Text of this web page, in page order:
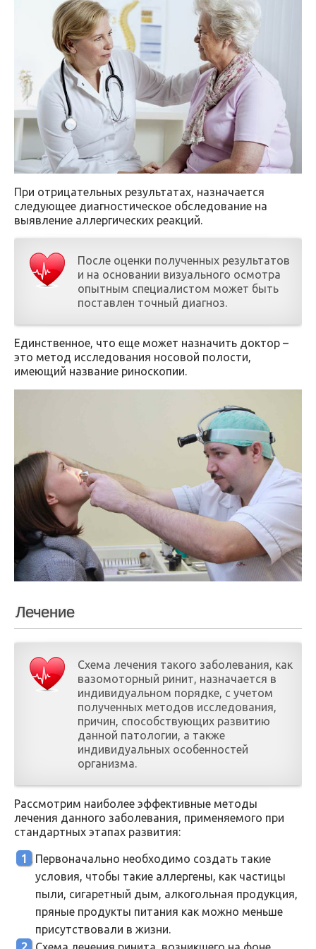
При отрицательных результатах, назначается
следующее диагностическое обследование на
выявление аллергических реакций.
После оценки полученных результатов
и на основании визуального осмотра
опытным специалистом может быть
поставлен точный диагноз.
Единственное, что еще может назначить доктор –
это метод исследования носовой полости,
имеющий название риноскопии.
Лечение
Схема лечения такого заболевания, как
вазомоторный ринит, назначается в
индивидуальном порядке, с учетом
полученных методов исследования,
причин, способствующих развитию
данной патологии, а также
индивидуальных особенностей
организма.
Рассмотрим наиболее эффективные методы
лечения данного заболевания, применяемого при
стандартных этапах развития:
Первоначально необходимо создать такие
условия, чтобы такие аллергены, как частицы
пыли, сигаретный дым, алкогольная продукция,
пряные продукты питания как можно меньше
присутствовали в жизни.